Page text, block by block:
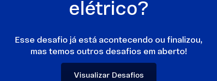
elétrico?
Esse desafio já está acontecendo ou finalizou,
mas temos outros desafios em aberto!
Visualizar Desafios